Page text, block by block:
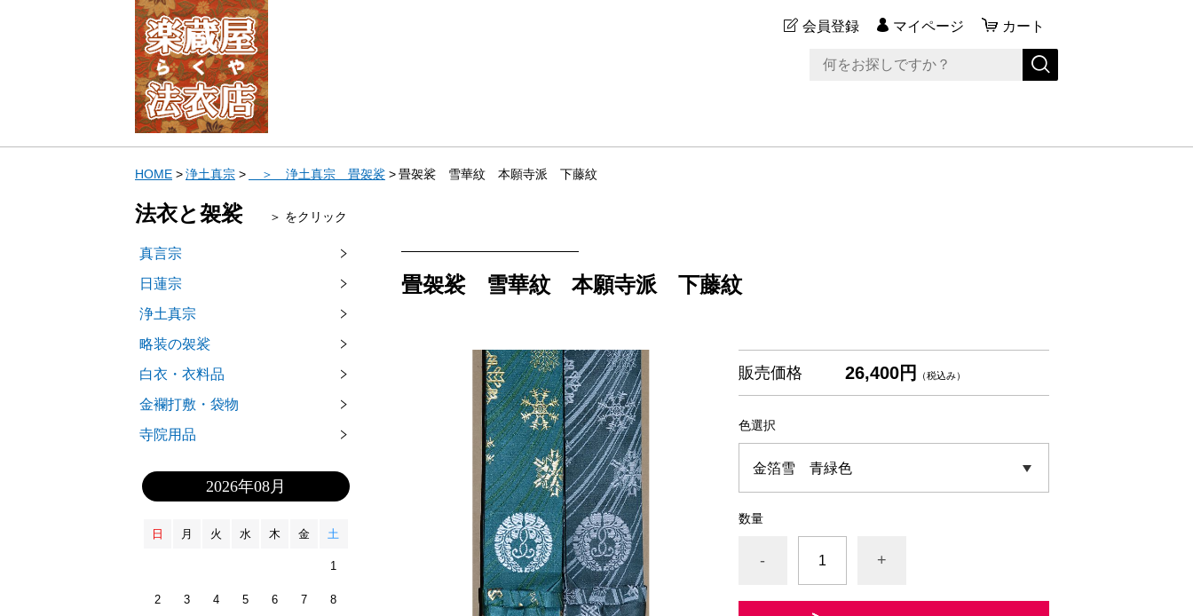
会員登録 マイページ カート
HOME 浄土真宗 ＞ 浄土真宗 畳袈裟 畳袈裟 雪華紋 本願寺派 下藤紋
畳袈裟 雪華紋 本願寺派 下藤紋
販売価格 26,400円 （税込み）
色選択
数量
- +
法衣と袈裟 ＞ をクリック
真言宗
日蓮宗
浄土真宗
略装の袈裟
白衣・衣料品
金襴打敷・袋物
寺院用品
2026年08月
日 月 火 水 木 金 土
1
2 3 4 5 6 7 8